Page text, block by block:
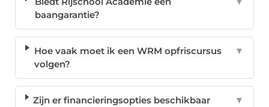
baangarantie?
Hoe vaak moet ik een WRM opfriscursus
volgen?
▼
Zijn er financieringsopties beschikbaar
▼